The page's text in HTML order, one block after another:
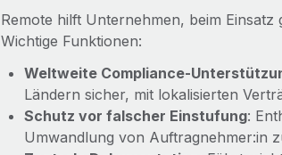
Remote hilft Unternehmen, beim
Wichtige Funktionen:
Weltweite Compliance-
Ländern sicher, mit lokalisierten
Schutz vor falscher Einstufung:
Umwandlung von Auftragnehmer:in